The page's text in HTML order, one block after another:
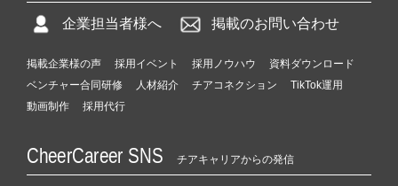
企業担当者様へ 掲載のお問い合わせ
掲載企業様の声 採用イベント 採用ノウハウ
資料ダウンロード
ベンチャー合同研修
人材紹介 チアコネクション
TikTok運用
動画制作
採用代行
CheerCareer SNS チアキャリアからの発信